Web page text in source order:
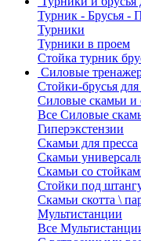
Турник - Брусья -
Турники
Турники в проем
Стойка турник
Силовые
Стойки-брусья
Силовые скамьи и
Все Силовые
Гиперэкстензии
Скамьи для пресса
Скамьи
Скамьи со
Стойки под
Скамьи скотта \
Мультистанции
Все